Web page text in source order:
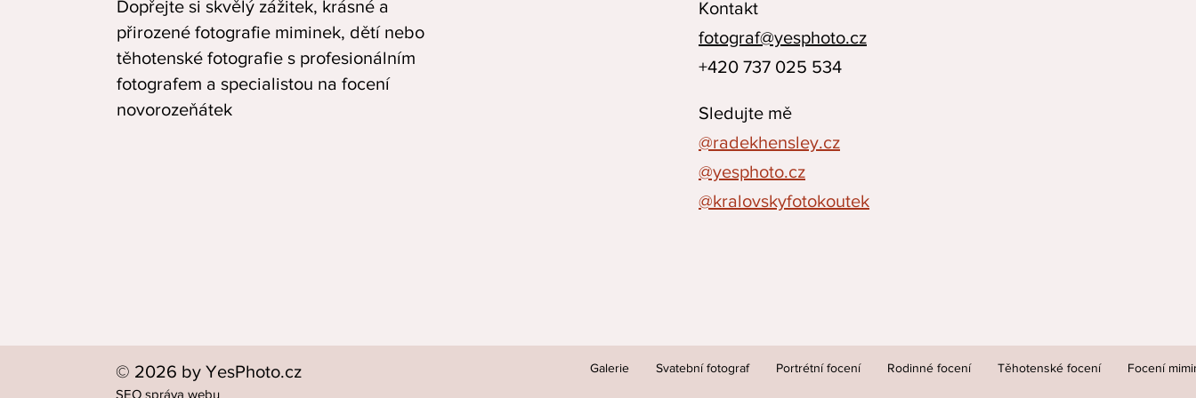
Dopřejte si skvělý zážitek, krásné a
přirozené fotografie miminek, dětí nebo
těhotenské fotografie s profesionálním
fotografem a specialistou na focení
novorozeňátek
Kontakt
fotograf@yesphoto.cz
+420 737 025 534
Sledujte mě
@radekhensley.cz
@yesphoto.cz
@kralovskyfotokoutek
© 2026 by YesPhoto.cz
SEO správa webu
Galerie Svatební fotograf Portrétní focení Rodinné focení Těhotenské focení Focení